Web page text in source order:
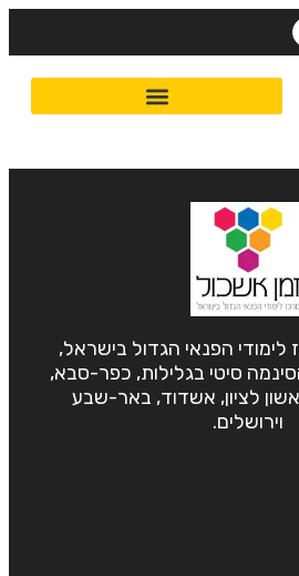
הפנאי הגדול בישראל,
סיטי בגלילות, כפר-סבא,
לציון, אשדוד, באר-שבע
וירושלים.